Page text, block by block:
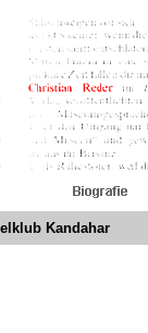
Kandahar